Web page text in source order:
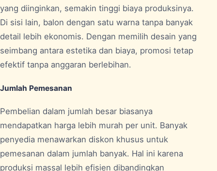
yang diinginkan, semakin tinggi biaya produksinya.
Di sisi lain, balon dengan satu warna tanpa banyak
detail lebih ekonomis. Dengan memilih desain yang
seimbang antara estetika dan biaya, promosi tetap
efektif tanpa anggaran berlebihan.
Jumlah Pemesanan
Pembelian dalam jumlah besar biasanya
mendapatkan harga lebih murah per unit. Banyak
penyedia menawarkan diskon khusus untuk
pemesanan dalam jumlah banyak. Hal ini karena
produksi massal lebih efisien dibandingkan